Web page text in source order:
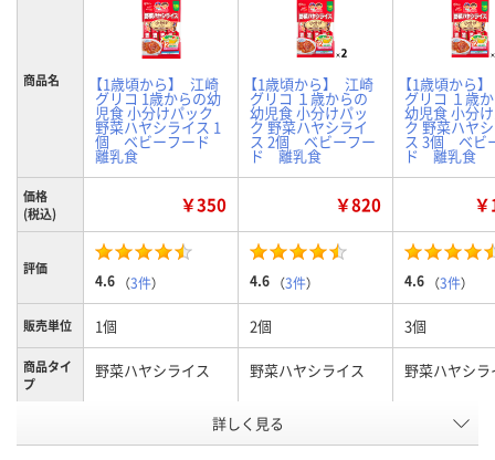
商品名 【1歳頃から】 江崎
グリコ 1歳からの幼
児食 小分けパック
野菜ハヤシライス 1
個 ベビーフード
離乳食
【1歳頃から】 江崎
グリコ １歳からの
幼児食 小分けパッ
ク 野菜ハヤシライ
ス 2個 ベビーフー
ド 離乳食
【1歳頃から
グリコ １歳
幼児食 小分
ク 野菜ハヤ
ス 3個 ベビ
ド 離乳食
価格
(税込)
￥350 ￥820
評価
4.6 （3件） 4.6 （3件） 4.6 （3件）
販売単位 1個 2個 3個
商品タイ
プ
野菜ハヤシライス 野菜ハヤシライス 野菜ハヤシラ
U893066 U893068
詳しく見る